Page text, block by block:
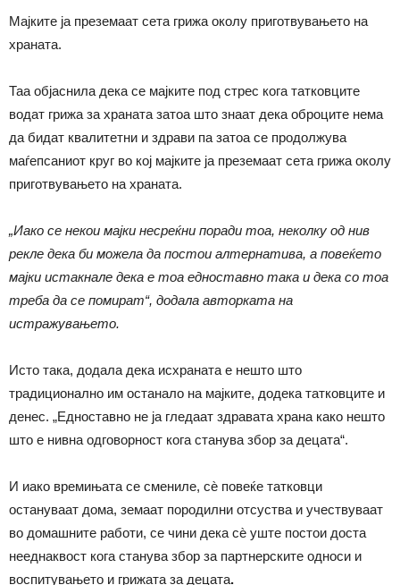
Мајките ја преземаат сета грижа околу приготвувањето на
храната.
Таа објаснила дека се мајките под стрес кога татковците
водат грижа за храната затоа што знаат дека оброците нема
да бидат квалитетни и здрави па затоа се продолжува
маѓепсаниот круг во кој мајките ја преземаат сета грижа околу
приготвувањето на храната.
„Иако се некои мајки несреќни поради тоа, неколку од нив
рекле дека би можела да постои алтернатива, а повеќето
мајки истакнале дека е тоа едноставно така и дека со тоа
треба да се помират“, додала авторката на
истражувањето.
Исто така, додала дека исхраната е нешто што
традиционално им останало на мајките, додека татковците и
денес. „Едноставно не ја гледаат здравата храна како нешто
што е нивна одговорност кога станува збор за децата“.
И иако времињата се смениле, сѐ повеќе татковци
остануваат дома, земаат породилни отсуства и учествуваат
во домашните работи, се чини дека сѐ уште постои доста
нееднаквост кога станува збор за партнерските односи и
воспитувањето и грижата за децата.